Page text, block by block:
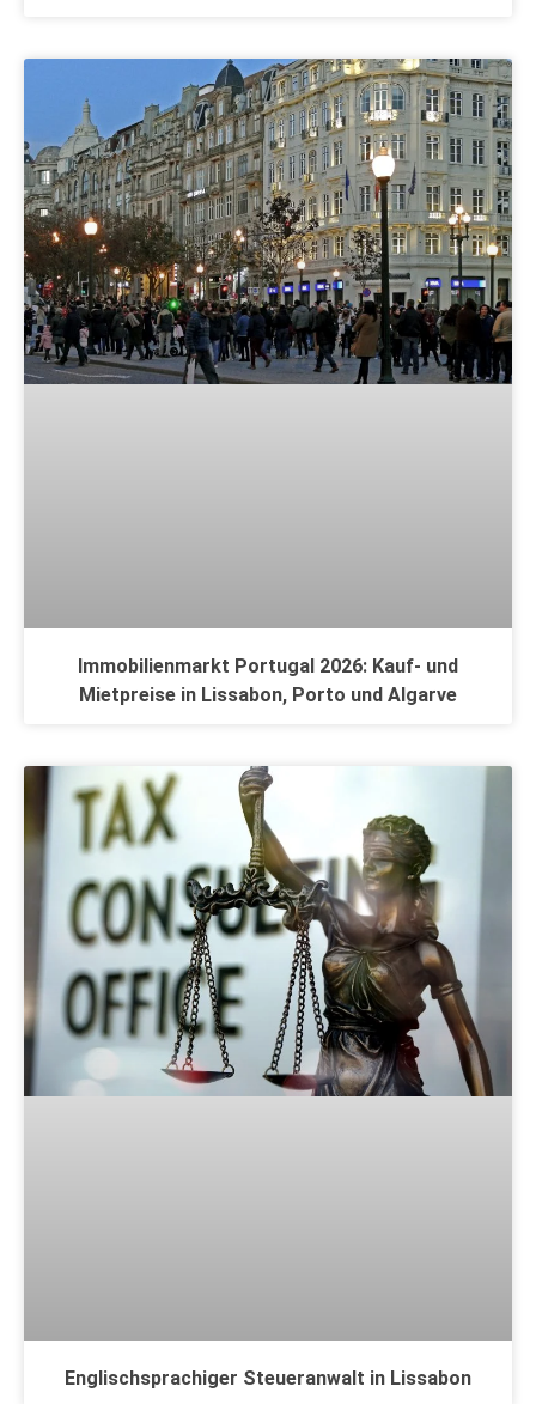
Immobilienmarkt Portugal 2026: Kauf- und
Mietpreise in Lissabon, Porto und Algarve
Englischsprachiger Steueranwalt in Lissabon